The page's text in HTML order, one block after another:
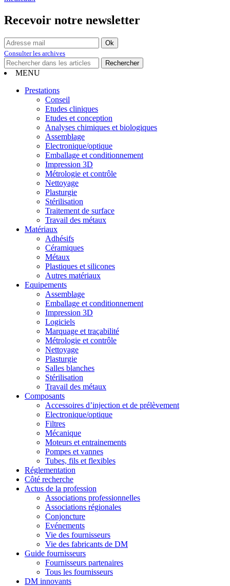
Recevoir notre newsletter
Consulter les archives
MENU
Prestations
Conseil
Etudes cliniques
Etudes et conception
Analyses chimiques et biologiques
Assemblage
Electronique/optique
Emballage et conditionnement
Impression 3D
Métrologie et contrôle
Nettoyage
Plasturgie
Stérilisation
Traitement de surface
Travail des métaux
Matériaux
Adhésifs
Céramiques
Métaux
Plastiques et silicones
Autres matériaux
Equipements
Assemblage
Emballage et conditionnement
Impression 3D
Logiciels
Marquage et traçabilité
Métrologie et contrôle
Nettoyage
Plasturgie
Salles blanches
Stérilisation
Travail des métaux
Composants
Accessoires d’injection et de prélèvement
Electronique/optique
Filtres
Mécanique
Moteurs et entrainements
Pompes et vannes
Tubes, fils et flexibles
Réglementation
Côté recherche
Actus de la profession
Associations professionnelles
Associations régionales
Conjoncture
Evénements
Vie des fournisseurs
Vie des fabricants de DM
Guide fournisseurs
Fournisseurs partenaires
Tous les fournisseurs
DM innovants